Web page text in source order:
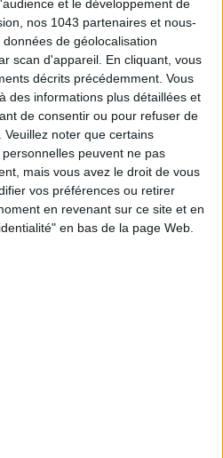
et le développement de
nos 1043 partenaires et nous-
de géolocalisation
scan d'appareil. En cliquant, vous
décrits précédemment. Vous
des informations plus détaillées et
de consentir ou pour refuser de
Veuillez noter que certains
peuvent ne pas
mais vous avez le droit de vous
vos préférences ou retirer
en revenant sur ce site et en
en bas de la page Web.
ENVIE DE SE TARTINER